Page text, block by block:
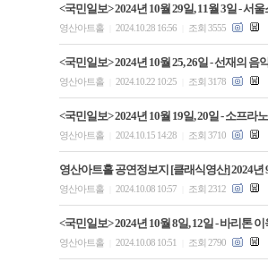
<국민일보> 2024년 10월 29일, 11월 3일 - 서
영산아트홀 2024.10.28 16:56 조회 3555
<국민일보> 2024년 10월 25, 26일 - 선재의
영산아트홀 2024.10.22 10:25 조회 3178
<국민일보> 2024년 10월 19일, 20일 - 소프
영산아트홀 2024.10.15 14:28 조회 3710
영산아트홀 공연정보지 [클래식영산] 2024년
영산아트홀 2024.10.08 10:57 조회 2312
<국민일보> 2024년 10월 8일, 12일 - 바리톤
영산아트홀 2024.10.08 10:51 조회 2790